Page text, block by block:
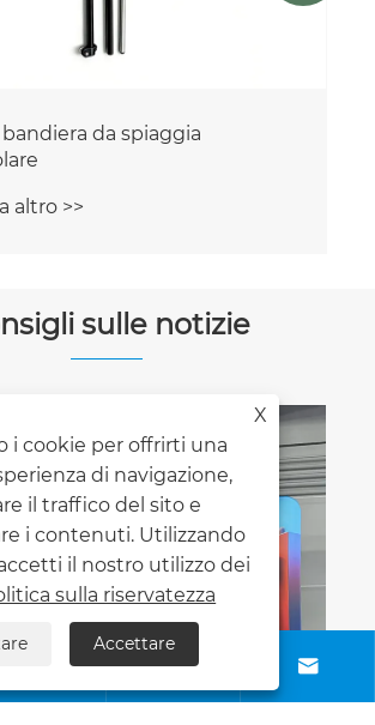
da spiaggia
altro >>
sulle notizie
 
X
i cookie per offrirti una
di navigazione,
il traffico del sito e
i contenuti. Utilizzando
il ​​nostro utilizzo dei
sulla riservatezza
Accettare